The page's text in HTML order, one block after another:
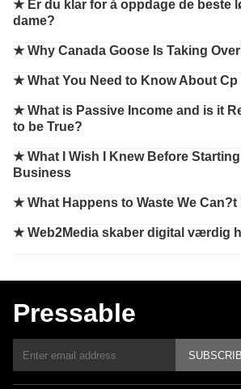
★ Er du klar for å oppdage de beste
dame?
★Why Canada Goose Is Taking
★What You Need to Know About
★What is Passive Income and is it
to be True?
★What I Wish I Knew Before
Business
★What Happens to Waste We Can?t
★Web2Media skaber digital værdig
Pressable